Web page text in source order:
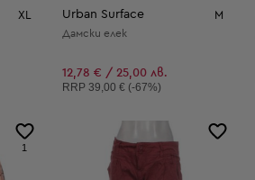
XL Urban Surface M
Дамски елек
12,78 € / 25,00 лв.
Препоръчителна цена:
RRP39,00 € (-67%)
1